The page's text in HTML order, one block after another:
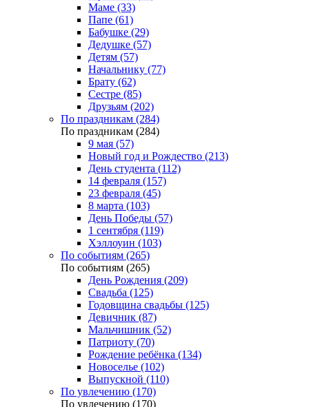
Маме (33)
Папе (61)
Бабушке (29)
Дедушке (57)
Детям (57)
Начальнику (77)
Брату (62)
Сестре (85)
Друзьям (202)
По праздникам (284)
По праздникам (284)
9 мая (57)
Новый год и Рождество (213)
День студента (112)
14 февраля (157)
23 февраля (45)
8 марта (103)
День Победы (57)
1 сентября (119)
Хэллоуин (103)
По событиям (265)
По событиям (265)
День Рождения (209)
Свадьба (125)
Годовщина свадьбы (125)
Девичник (87)
Мальчишник (52)
Патриоту (70)
Рождение ребёнка (134)
Новоселье (102)
Выпускной (110)
По увлечению (170)
По увлечению (170)